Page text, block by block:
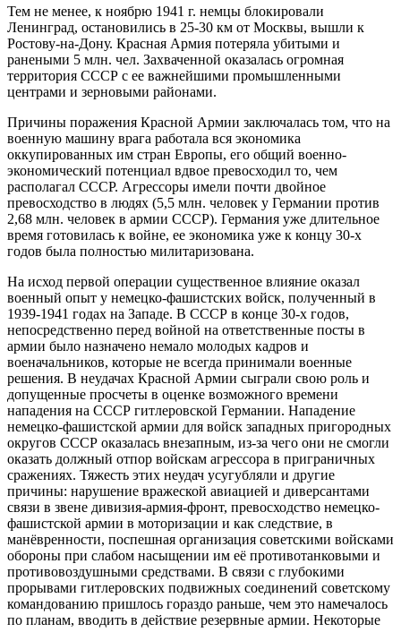
Тем не менее, к ноябрю 1941 г. немцы блокировали
Ленинград, остановились в 25-30 км от Москвы, вышли к
Ростову-на-Дону. Красная Армия потеряла убитыми и
ранеными 5 млн. чел. Захваченной оказалась огромная
территория СССР с ее важнейшими промышленными
центрами и зерновыми районами.
Причины поражения Красной Армии заключалась том, что на
военную машину врага работала вся экономика
оккупированных им стран Европы, его общий военно-
экономический потенциал вдвое превосходил то, чем
располагал СССР. Агрессоры имели почти двойное
превосходство в людях (5,5 млн. человек у Германии против
2,68 млн. человек в армии СССР). Германия уже длительное
время готовилась к войне, ее экономика уже к концу 30-х
годов была полностью милитаризована.
На исход первой операции существенное влияние оказал
военный опыт у немецко-фашистских войск, полученный в
1939-1941 годах на Западе. В СССР в конце 30-х годов,
непосредственно перед войной на ответственные посты в
армии было назначено немало молодых кадров и
военачальников, которые не всегда принимали военные
решения. В неудачах Красной Армии сыграли свою роль и
допущенные просчеты в оценке возможного времени
нападения на СССР гитлеровской Германии. Нападение
немецко-фашистской армии для войск западных пригородных
округов СССР оказалась внезапным, из-за чего они не смогли
оказать должный отпор войскам агрессора в приграничных
сражениях. Тяжесть этих неудач усугубляли и другие
причины: нарушение вражеской авиацией и диверсантами
связи в звене дивизия-армия-фронт, превосходство немецко-
фашистской армии в моторизации и как следствие, в
манёвренности, поспешная организация советскими войсками
обороны при слабом насыщении им её противотанковыми и
противовоздушными средствами. В связи с глубокими
прорывами гитлеровских подвижных соединений советскому
командованию пришлось гораздо раньше, чем это намечалось
по планам, вводить в действие резервные армии. Некоторые